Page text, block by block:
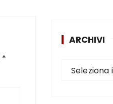
*
ARCHIVI
Seleziona